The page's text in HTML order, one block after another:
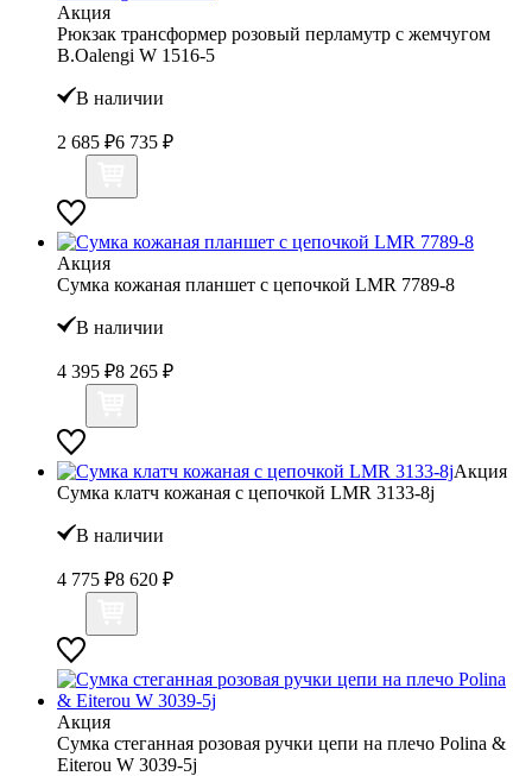
Акция
Рюкзак трансформер розовый перламутр с жемчугом
B.Oalengi W 1516-5
В наличии
2 685 ₽6 735 ₽
Акция
Сумка кожаная планшет с цепочкой LMR 7789-8
В наличии
4 395 ₽8 265 ₽
Акция
Сумка клатч кожаная с цепочкой LMR 3133-8j
В наличии
4 775 ₽8 620 ₽
Акция
Сумка стеганная розовая ручки цепи на плечо Polina &
Eiterou W 3039-5j